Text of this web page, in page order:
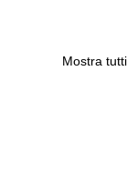
Mostra tutti